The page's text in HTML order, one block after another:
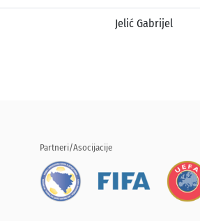
Jelić Gabrijel
Partneri/Asocijacije